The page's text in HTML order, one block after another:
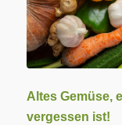
Altes Gemüse,
vergessen ist!